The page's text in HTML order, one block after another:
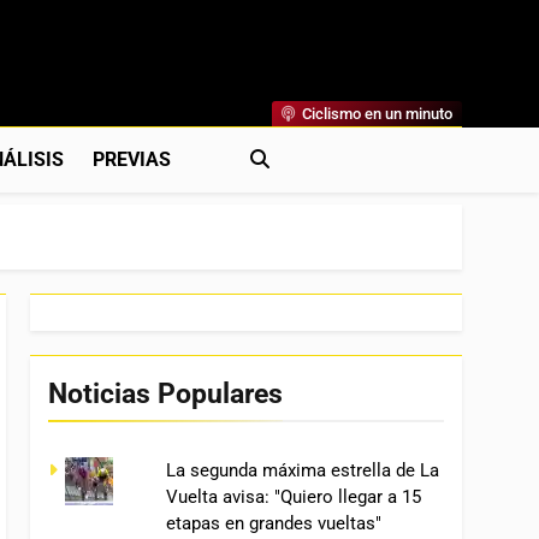
Previas Y Más. La Web Ciclista De Referencia.
Ciclismo en un minuto
PREVIAS
Noticias Populares
La segunda máxima estrella de La
Vuelta avisa: "Quiero llegar a 15
etapas en grandes vueltas"